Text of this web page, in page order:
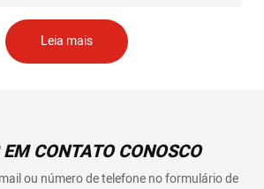
Leia mais
CONTATO CONOSCO
ou número de telefone no formulário de